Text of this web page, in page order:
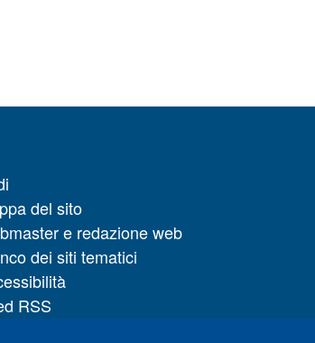
del sito
e redazione web
dei siti tematici
RSS